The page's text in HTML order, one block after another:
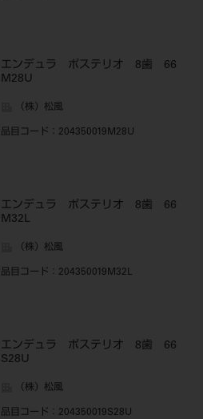
エンデュラ ポステリオ 8歯 66
M28U
（株）松風
品目コード ：204350019M28U
エンデュラ ポステリオ 8歯 66
M32L
（株）松風
品目コード ：204350019M32L
エンデュラ ポステリオ 8歯 66
S28U
（株）松風
品目コード ：204350019S28U